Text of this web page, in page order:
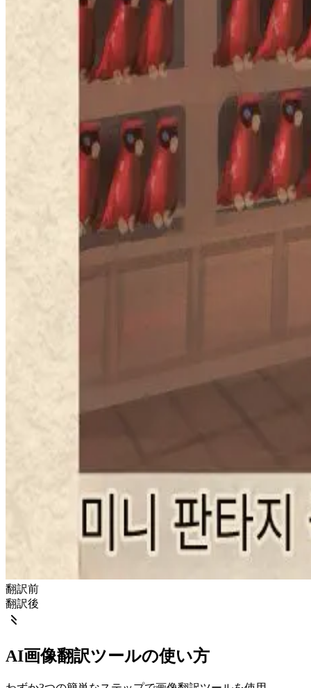
翻訳前
翻訳後
AI画像翻訳ツールの使い方